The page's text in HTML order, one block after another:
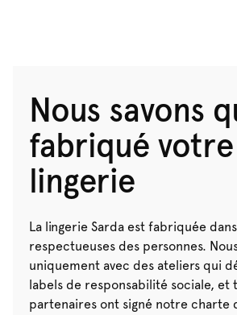
Nous savons
fabriqué votre
lingerie
La lingerie Sarda est fabriquée
respectueuses des personnes.
uniquement avec des ateliers qui
labels de responsabilité sociale, et
partenaires ont signé notre charte